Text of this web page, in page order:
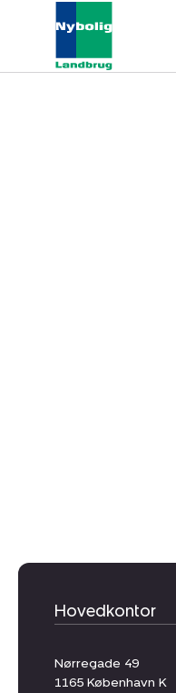
Hovedkontor
Nørregade 49
1165 København K